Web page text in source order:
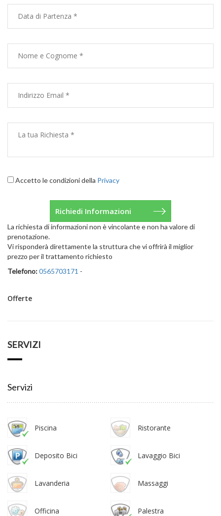
Accetto le condizioni della Privacy
La richiesta di informazioni non è vincolante e non ha valore di
prenotazione.
Vi risponderà direttamente la struttura che vi offrirà il miglior
prezzo per il trattamento richiesto
Telefono:0565703171 -
Offerte
SERVIZI
Servizi
Piscina Ristorante
Deposito Bici Lavaggio Bici
Lavanderia Massaggi
Officina Palestra